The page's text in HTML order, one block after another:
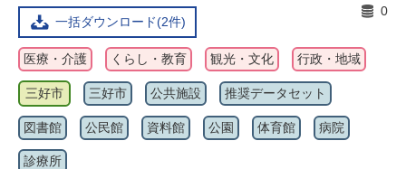
一括ダウンロード(2件)
0
医療・介護 くらし・教育 観光・文化 行政・地域
三好市 三好市 公共施設 推奨データセット
図書館 公民館 資料館 公園 体育館 病院
診療所